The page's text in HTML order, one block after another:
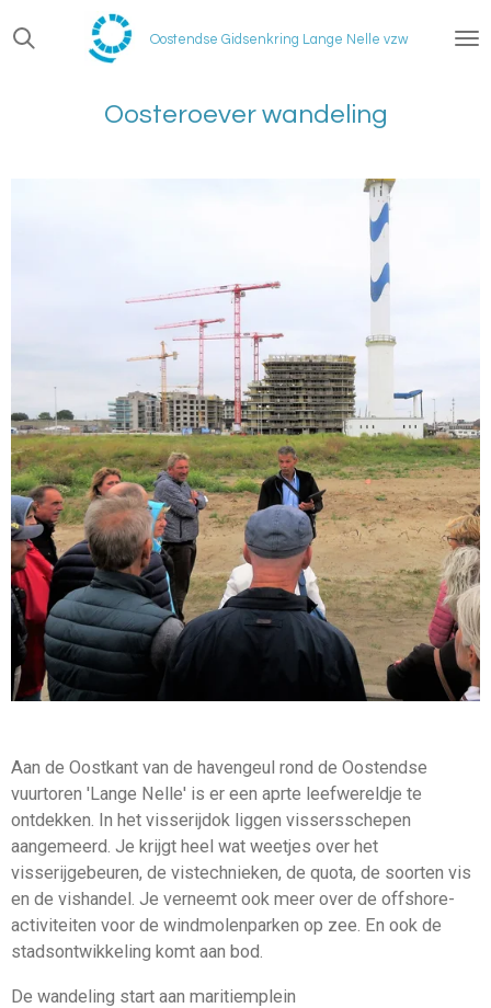
Ga
direct
hoofdinhoud
Oostendse Gidsenkring Lange Nelle vzw
Oosteroever wandeling
Aan de Oostkant van de havengeul rond de Oostendse
vuurtoren 'Lange Nelle' is er een aprte leefwereldje te
ontdekken. In het visserijdok liggen vissersschepen
aangemeerd. Je krijgt heel wat weetjes over het
visserijgebeuren, de vistechnieken, de quota, de soorten vis
en de vishandel. Je verneemt ook meer over de offshore-
activiteiten voor de windmolenparken op zee. En ook de
stadsontwikkeling komt aan bod.
De wandeling start aan maritiemplein